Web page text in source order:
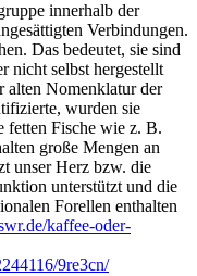
innerhalb der
Verbindungen.
Das bedeutet, sie sind
nicht selbst hergestellt
alten Nomenklatur der
wurden sie
fetten Fische wie z. B.
große Mengen an
unser Herz bzw. die
unterstützt und die
Forellen enthalten
kaffee-oder-
9re3cn/